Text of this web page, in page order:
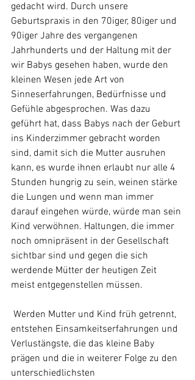
gedacht wird. Durch unsere
Geburtspraxis in den 70iger, 80iger und
90iger Jahre des vergangenen
Jahrhunderts und der Haltung mit der
wir Babys gesehen haben, wurde den
kleinen Wesen jede Art von
Sinneserfahrungen, Bedürfnisse und
Gefühle abgesprochen. Was dazu
geführt hat, dass Babys nach der Geburt
ins Kinderzimmer gebracht worden
sind, damit sich die Mutter ausruhen
kann, es wurde ihnen erlaubt nur alle 4
Stunden hungrig zu sein, weinen stärke
die Lungen und wenn man immer
darauf eingehen würde, würde man sein
Kind verwöhnen. Haltungen, die immer
noch omnipräsent in der Gesellschaft
sichtbar sind und gegen die sich
werdende Mütter der heutigen Zeit
meist entgegenstellen müssen.
entstehen Einsamkeitserfahrungen und
Verlustängste, die das kleine Baby
prägen und die in weiterer Folge zu den
unterschiedlichsten